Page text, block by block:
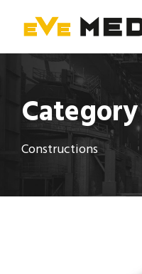
Category
Constructions